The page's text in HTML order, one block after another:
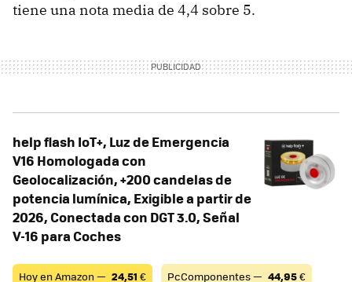
tiene una nota media de 4,4 sobre 5.
help flash IoT+, Luz de Emergencia
V16 Homologada con
Geolocalización, +200 candelas de
potencia lumínica, Exigible a partir de
2026, Conectada con DGT 3.0, Señal
V-16 para Coches
Hoy en Amazon — 24,51 € PcComponentes — 44,95€